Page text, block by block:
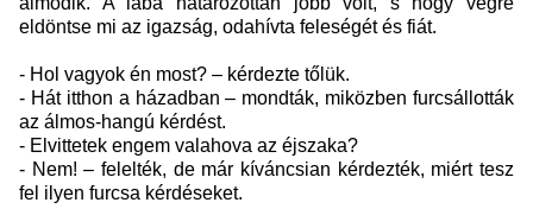
eldöntse mi az igazság, odahívta feleségét és fiát.
- Hol vagyok én most? – kérdezte tőlük.
- Hát itthon a házadban – mondták, miközben furcsállották
az álmos-hangú kérdést.
- Elvittetek engem valahova az éjszaka?
- Nem! – felelték, de már kíváncsian kérdezték, miért tesz
fel ilyen furcsa kérdéseket.